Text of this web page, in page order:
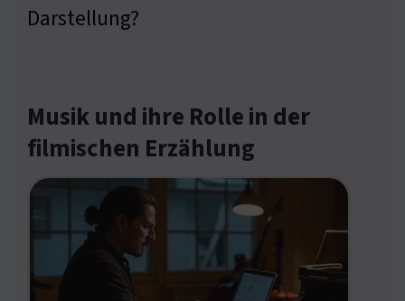
Darstellung?
Musik und ihre Rolle in der
filmischen Erzählung